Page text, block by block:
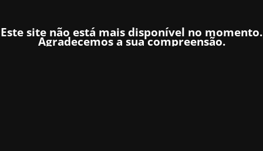
Este site não está mais disponível no momento.
Agradecemos a sua compreensão.